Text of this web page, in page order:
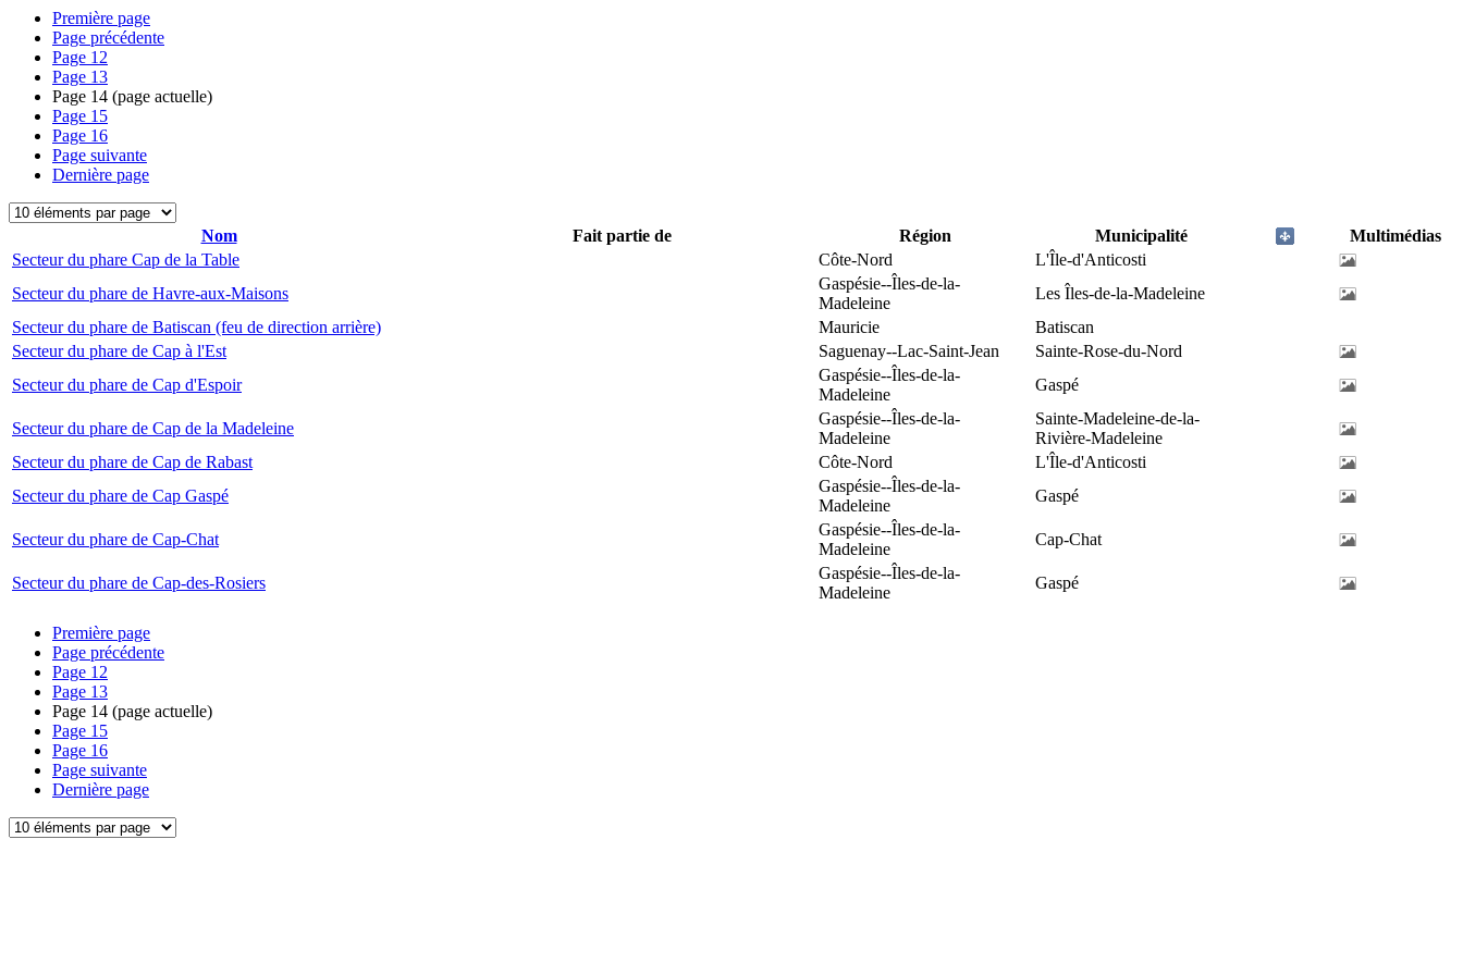
Première page
Page précédente
Page 12
Page 13
Page 14 (page actuelle)
Page 15
Page 16
Page suivante
Dernière page
Nom Fait partie de Région Municipalité
Multimédias
Secteur du phare Cap de la Table
Côte-Nord
L'Île-d'Anticosti
Secteur du phare de Havre-aux-Maisons
Gaspésie--Îles-de-la-
Madeleine
Les Îles-de-la-Madeleine
Secteur du phare de Batiscan (feu de direction arrière)
Mauricie
Batiscan
Secteur du phare de Cap à l'Est
Saguenay--Lac-Saint-Jean
Sainte-Rose-du-Nord
Secteur du phare de Cap d'Espoir
Gaspésie--Îles-de-la-
Madeleine
Gaspé
Secteur du phare de Cap de la Madeleine
Gaspésie--Îles-de-la-
Madeleine
Sainte-Madeleine-de-la-
Rivière-Madeleine
Secteur du phare de Cap de Rabast
Côte-Nord
L'Île-d'Anticosti
Secteur du phare de Cap Gaspé
Gaspésie--Îles-de-la-
Madeleine
Gaspé
Secteur du phare de Cap-Chat
Gaspésie--Îles-de-la-
Madeleine
Cap-Chat
Secteur du phare de Cap-des-Rosiers
Gaspésie--Îles-de-la-
Madeleine
Gaspé
Première page
Page précédente
Page 12
Page 13
Page 14 (page actuelle)
Page 15
Page 16
Page suivante
Dernière page